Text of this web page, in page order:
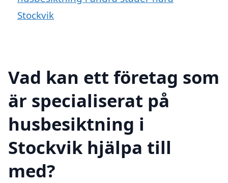
Stockvik
Vad kan ett företag som
är specialiserat på
husbesiktning i
Stockvik hjälpa till
med?